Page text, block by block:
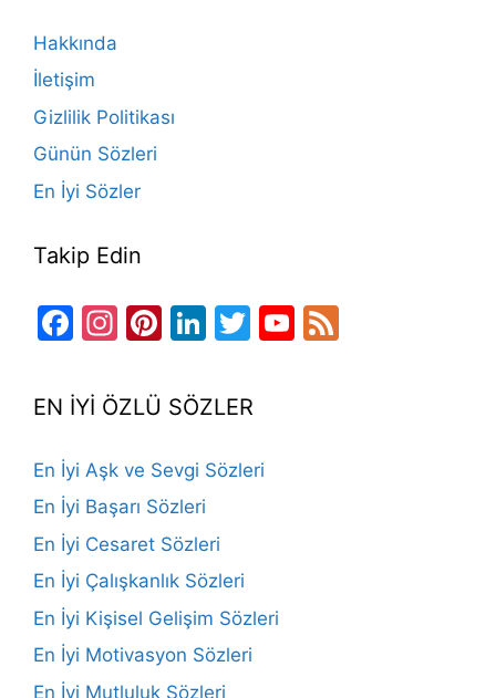
o
o
k
Hakkında
İletişim
Gizlilik Politikası
Günün Sözleri
En İyi Sözler
Takip Edin
Facebook
Instagram
Pinterest
LinkedIn
TwitterYouTube
EN İYİ ÖZLÜ SÖZLER
En İyi Aşk ve Sevgi Sözleri
En İyi Başarı Sözleri
En İyi Cesaret Sözleri
En İyi Çalışkanlık Sözleri
En İyi Kişisel Gelişim Sözleri
En İyi Motivasyon Sözleri
En İyi Mutluluk Sözleri